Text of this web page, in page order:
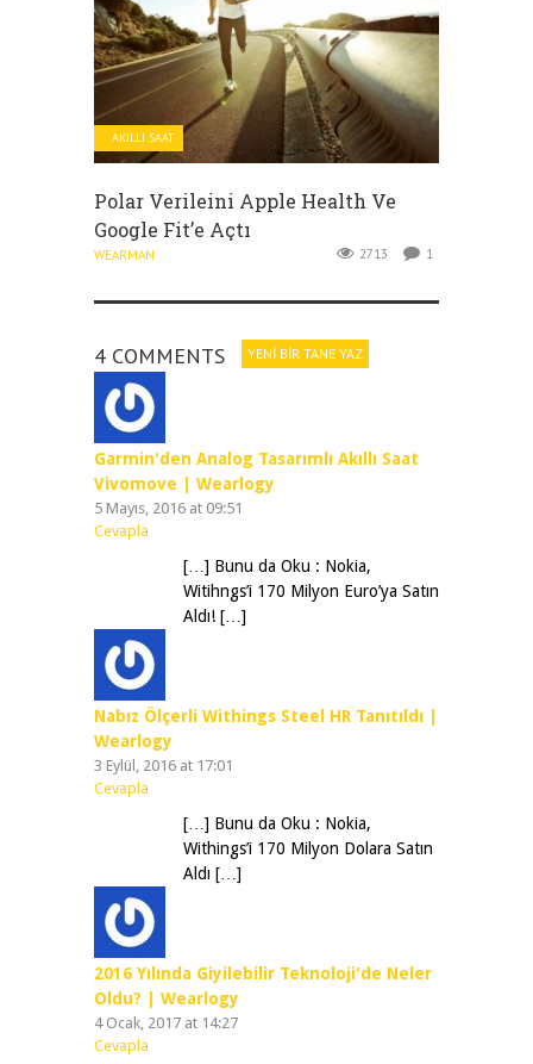
AKILLI SAAT
Polar Verileini Apple Health Ve
Google Fit’e Açtı
WEARMAN 2713 1
4 COMMENTS YENI BIR TANE YAZ
Garmin'den Analog Tasarımlı Akıllı Saat
Vivomove | Wearlogy
5 Mayıs, 2016 at 09:51
Cevapla
[…] Bunu da Oku : Nokia,
Witihngs’i 170 Milyon Euro’ya Satın
Aldı! […]
Nabız Ölçerli Withings Steel HR Tanıtıldı |
Wearlogy
3 Eylül, 2016 at 17:01
Cevapla
[…] Bunu da Oku : Nokia,
Withings’i 170 Milyon Dolara Satın
Aldı […]
2016 Yılında Giyilebilir Teknoloji'de Neler
Oldu? | Wearlogy
4 Ocak, 2017 at 14:27
Cevapla